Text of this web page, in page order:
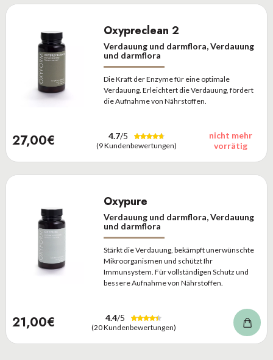
Oxypreclean 2
Verdauung und darmflora, Verdauung
und darmflora
Die Kraft der Enzyme für eine optimale
Verdauung. Erleichtert die Verdauung, fördert
die Aufnahme von Nährstoffen.
27,00€ 4.7/5
(9 Kundenbewertungen)
nicht mehr
vorrätig
Oxypure
Verdauung und darmflora, Verdauung
und darmflora
Stärkt die Verdauung, bekämpft unerwünschte
Mikroorganismen und schützt Ihr
Immunsystem. Für vollständigen Schutz und
bessere Aufnahme von Nährstoffen.
21,00€ 4.4/5
(20 Kundenbewertungen)